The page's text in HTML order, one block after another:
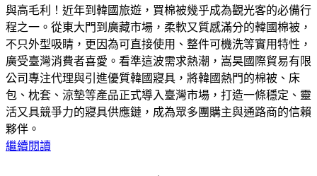
與高毛利！近年到韓國旅遊，買棉被幾乎成為觀光客的必備行
程之一。從東大門到廣藏市場，柔軟又質感滿分的韓國棉被，
不只外型吸睛，更因為可直接使用、整件可機洗等實用特性，
廣受臺灣消費者喜愛。看準這波需求熱潮，嵩昊國際貿易有限
公司專注代理與引進優質韓國寢具，將韓國熱門的棉被、床
包、枕套、涼墊等產品正式導入臺灣市場，打造一條穩定、靈
活又具競爭力的寢具供應鏈，成為眾多團購主與通路商的信賴
夥伴。
繼續閱讀